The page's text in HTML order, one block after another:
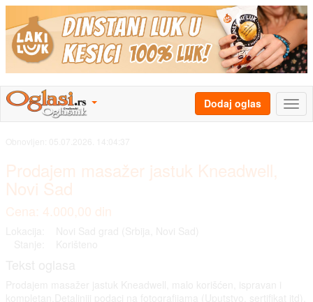
Dodaj oglas
Prodajem masažer jastuk Kneadwell,
Novi Sad
Cena: 4.000,00 din